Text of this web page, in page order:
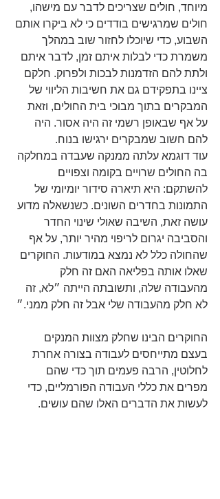
מיוחד, חולים שצריכים לדבר עם מישהו,
חולים שמרגישים בודדים כי לא ביקרו אותם
השבוע, כדי שיוכלו לחזור שוב במהלך
משמרת כדי לבלות איתם זמן, לדבר איתם
ולתת להם הזדמנות לבכות ולפרוק. חלקם
ציינו בתפקידם גם את חשיבות הליווי של
המבקרים בתוך מבוכי בית החולים, וזאת
על אף שבאופן רשמי זה היה אסור. היה
להם חשוב שמבקרים ירגישו בנוח.
עוד דוגמא עלתה ממנקה שעבדה במחלקה
בה החולים שרויים בקומה וצפויים
להשתקם: היא תיארה סידור יומיומי של
התמונות בחדרים השונים. כשנשאלה מדוע
עושה זאת, השיבה שאולי שינוי החדר
והסביבה יגרום לריפוי מהיר יותר, על אף
שהחולה כלל לא נמצא במודעות. החוקרים
שאלו אותה בפליאה האם זה חלק
מהעבודה שלה, ותשובתה הייתה ״לא, זה
לא חלק מהעבודה שלי אבל זה חלק ממני.״
החוקרים הבינו שחלק מצוות המנקים
בעצם מתייחסים לעבודה בצורה אחרת
לחלוטין, הרבה פעמים תוך כדי שהם
מפרים את כללי העבודה הפורמליים, כדי
לעשות את הדברים האלו שהם עושים.